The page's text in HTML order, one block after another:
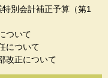
別会計補正予算（第1
ついて
について
改正について